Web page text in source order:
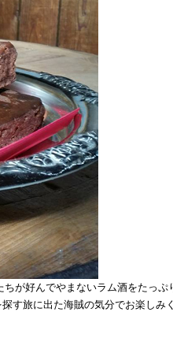
が好んでやまないラム酒をたっぷ
す旅に出た海賊の気分でお楽しみ